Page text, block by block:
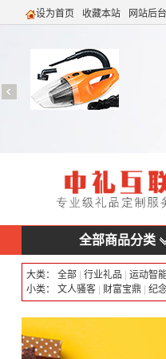
设为首页 收藏本站 网站后台
全部商品分类
大类： 全部 行业礼品
运动智
小类： 文人骚客 财富宝鼎 纪